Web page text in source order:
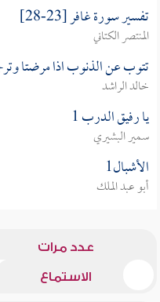
تفسير سورة غافر [23-28]
المنتصر الكتاني
تتوب عن الذنوب اذا مرضتا
خالد الراشد
يا رفيق الدرب 1
سمير البشيري
الأشبال1
أبو عبد الملك
عدد مرات
الاستماع